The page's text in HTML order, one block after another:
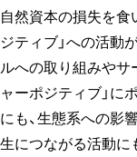
自然資本の損失を食
ジティブ」への活動
ルへの取り組みやサ
ャーポジティブ」に
にも、生態系への影
生につながる活動に